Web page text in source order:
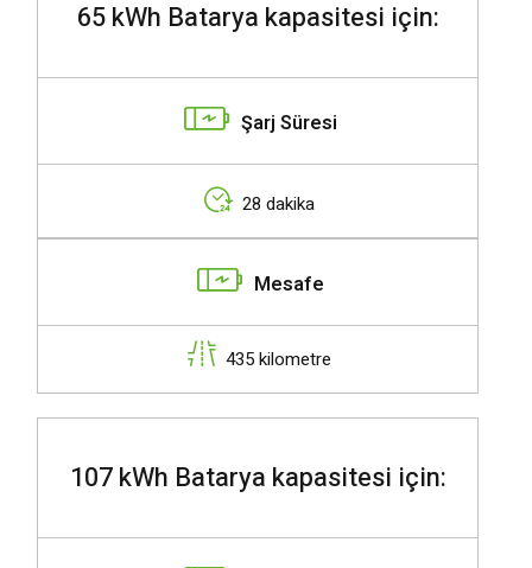
65 kWh Batarya kapasitesi için:
Şarj Süresi
28 dakika
Mesafe
435 kilometre
107 kWh Batarya kapasitesi için: